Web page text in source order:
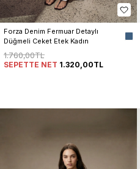
Forza Denim Fermuar Detaylı
Düğmeli Ceket Etek Kadın
Takım
1.760,00TL
SEPETTE NET 1.320,00TL